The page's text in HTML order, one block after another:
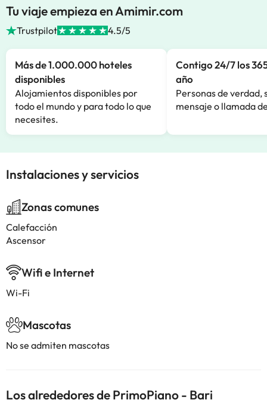
Tu viaje empieza en Amimir.com
Trustpilot 4.5/5
Más de 1.000.000 hoteles
disponibles
Alojamientos disponibles por
todo el mundo y para todo lo que
necesites.
Contigo 24/7 los
año
Personas de verdad,
mensaje o llamada
Instalaciones y servicios
Zonas comunes
Calefacción
Ascensor
Wifi e Internet
Wi-Fi
Mascotas
No se admiten mascotas
Los alrededores de PrimoPiano - Bari